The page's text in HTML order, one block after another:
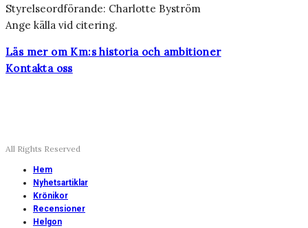
Styrelseordförande: Charlotte Byström
Ange källa vid citering.
Läs mer om Km:s historia och ambitioner
Kontakta oss
All Rights Reserved
Hem
Nyhetsartiklar
Krönikor
Recensioner
Helgon